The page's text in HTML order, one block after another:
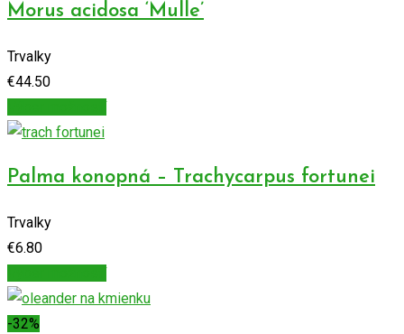
Morus acidosa ‘Mulle’
Trvalky
€44.50
Palma konopná – Trachycarpus fortunei
Trvalky
€6.80
-32%